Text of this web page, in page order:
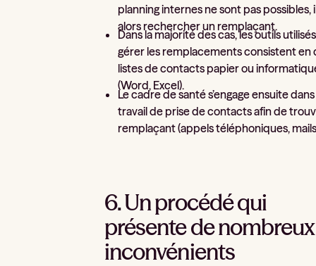
planning internes ne sont pas possibles,
alors rechercher un remplaçant.
Dans la majorité des cas, les outils
gérer les remplacements consistent en
listes de contacts papier ou
(Word, Excel).
Le cadre de santé s’engage ensuite
travail de prise de contacts afin de
remplaçant (appels téléphoniques,
6. Un procédé qui
présente de nombreux
inconvénients